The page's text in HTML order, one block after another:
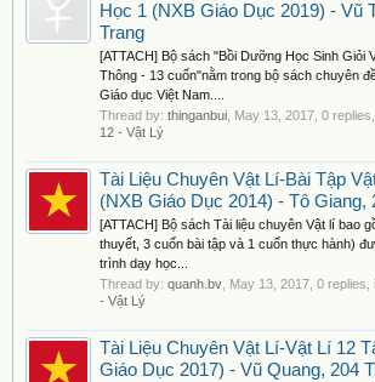
Học 1 (NXB Giáo Dục 2019) - Vũ
Trang
[ATTACH] Bộ sách "Bồi Dưỡng Học Sinh Giỏi
Thông - 13 cuốn"nằm trong bộ sách chuyên
Giáo dục Việt Nam....
Thread by: thinganbui May 13, 2017 , 0
12 - Vật Lý
Tài Liệu Chuyên Vật Lí-Bài Tập
(NXB Giáo Dục 2014) - Tô Giang,
[ATTACH] Bộ sách Tài liệu chuyên Vật lí bao
thuyết, 3 cuốn bài tập và 1 cuốn thực hành)
trình dạy học...
Thread by: quanh.bv May 13, 2017 , 0
- Vật Lý
Tài Liệu Chuyên Vật Lí-Vật Lí 12
Giáo Dục 2017) - Vũ Quang, 204